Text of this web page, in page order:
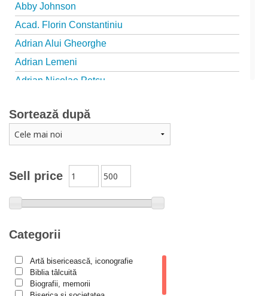
Abby Johnson
Acad. Florin Constantiniu
Adrian Alui Gheorghe
Adrian Lemeni
Adrian Nicolae Petcu
Adriana Petrescu
Alexandra Rotariu
Alexandru Creţu
Alexandru Huțanu
Alexandru Lascarov-Moldovanu
Alexandru Rădescu
Alexandru Tkacenko
Sell price
Categorii
Artă bisericească, iconografie
Biblia tâlcuită
Biografii, memorii
Sortează după